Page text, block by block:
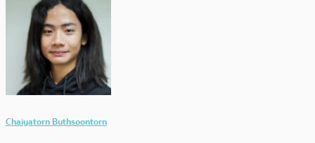
Chaiyatorn Buthsoontorn